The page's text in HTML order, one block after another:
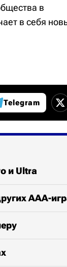
в
в себя
Telegram
и Ultra
ААА-